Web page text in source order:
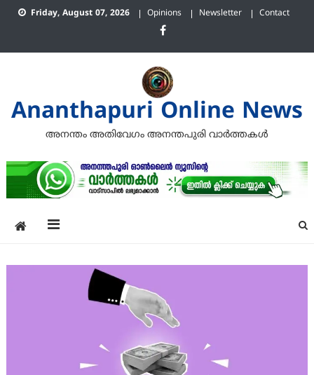
Skip
Friday, August 07, 2026 Opinions Newsletter Contact
Ananthapuri Online News
അനന്തം അതിവേഗം അനന്തപുരി വാര്‍ത്തകള്‍